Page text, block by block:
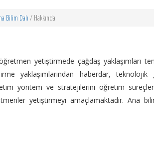
Bilim Dalı / Hakkında
yetiştirmede çağdaş yaklaşımları
yaklaşımlarından haberdar,
yöntem ve stratejilerini öğretim
yetiştirmeyi amaçlamaktadır. Ana